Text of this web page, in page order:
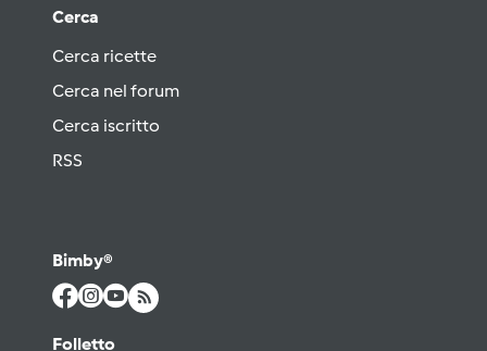
Cerca
Cerca ricette
Cerca nel forum
Cerca iscritto
RSS
Bimby®
Folletto